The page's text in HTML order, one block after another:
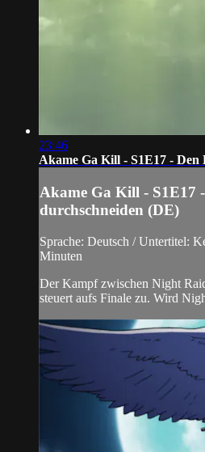
23:46
Akame Ga Kill - S1E17 -
Akame Ga Kill - S1E17
durchschneiden (DE)
Sprache: Deutsch / Untertitel:
Minuten
Der Kampf zwischen Night
steuert aufs Finale zu. Wird